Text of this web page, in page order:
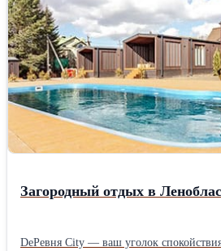
краски; Удобные кисти. Почему стоит выбрать «Дино 3»?
Развивает мелкую моторику и
фантазии: какого цвета будет ваш тираннозавр.
способ провести время вместе с
захватывающие истории для новых друзей. Это
подарок для маленьких исследователей,
своими руками! Заказывайте
Загородный отдых в
DeРевня City — ваш уголок